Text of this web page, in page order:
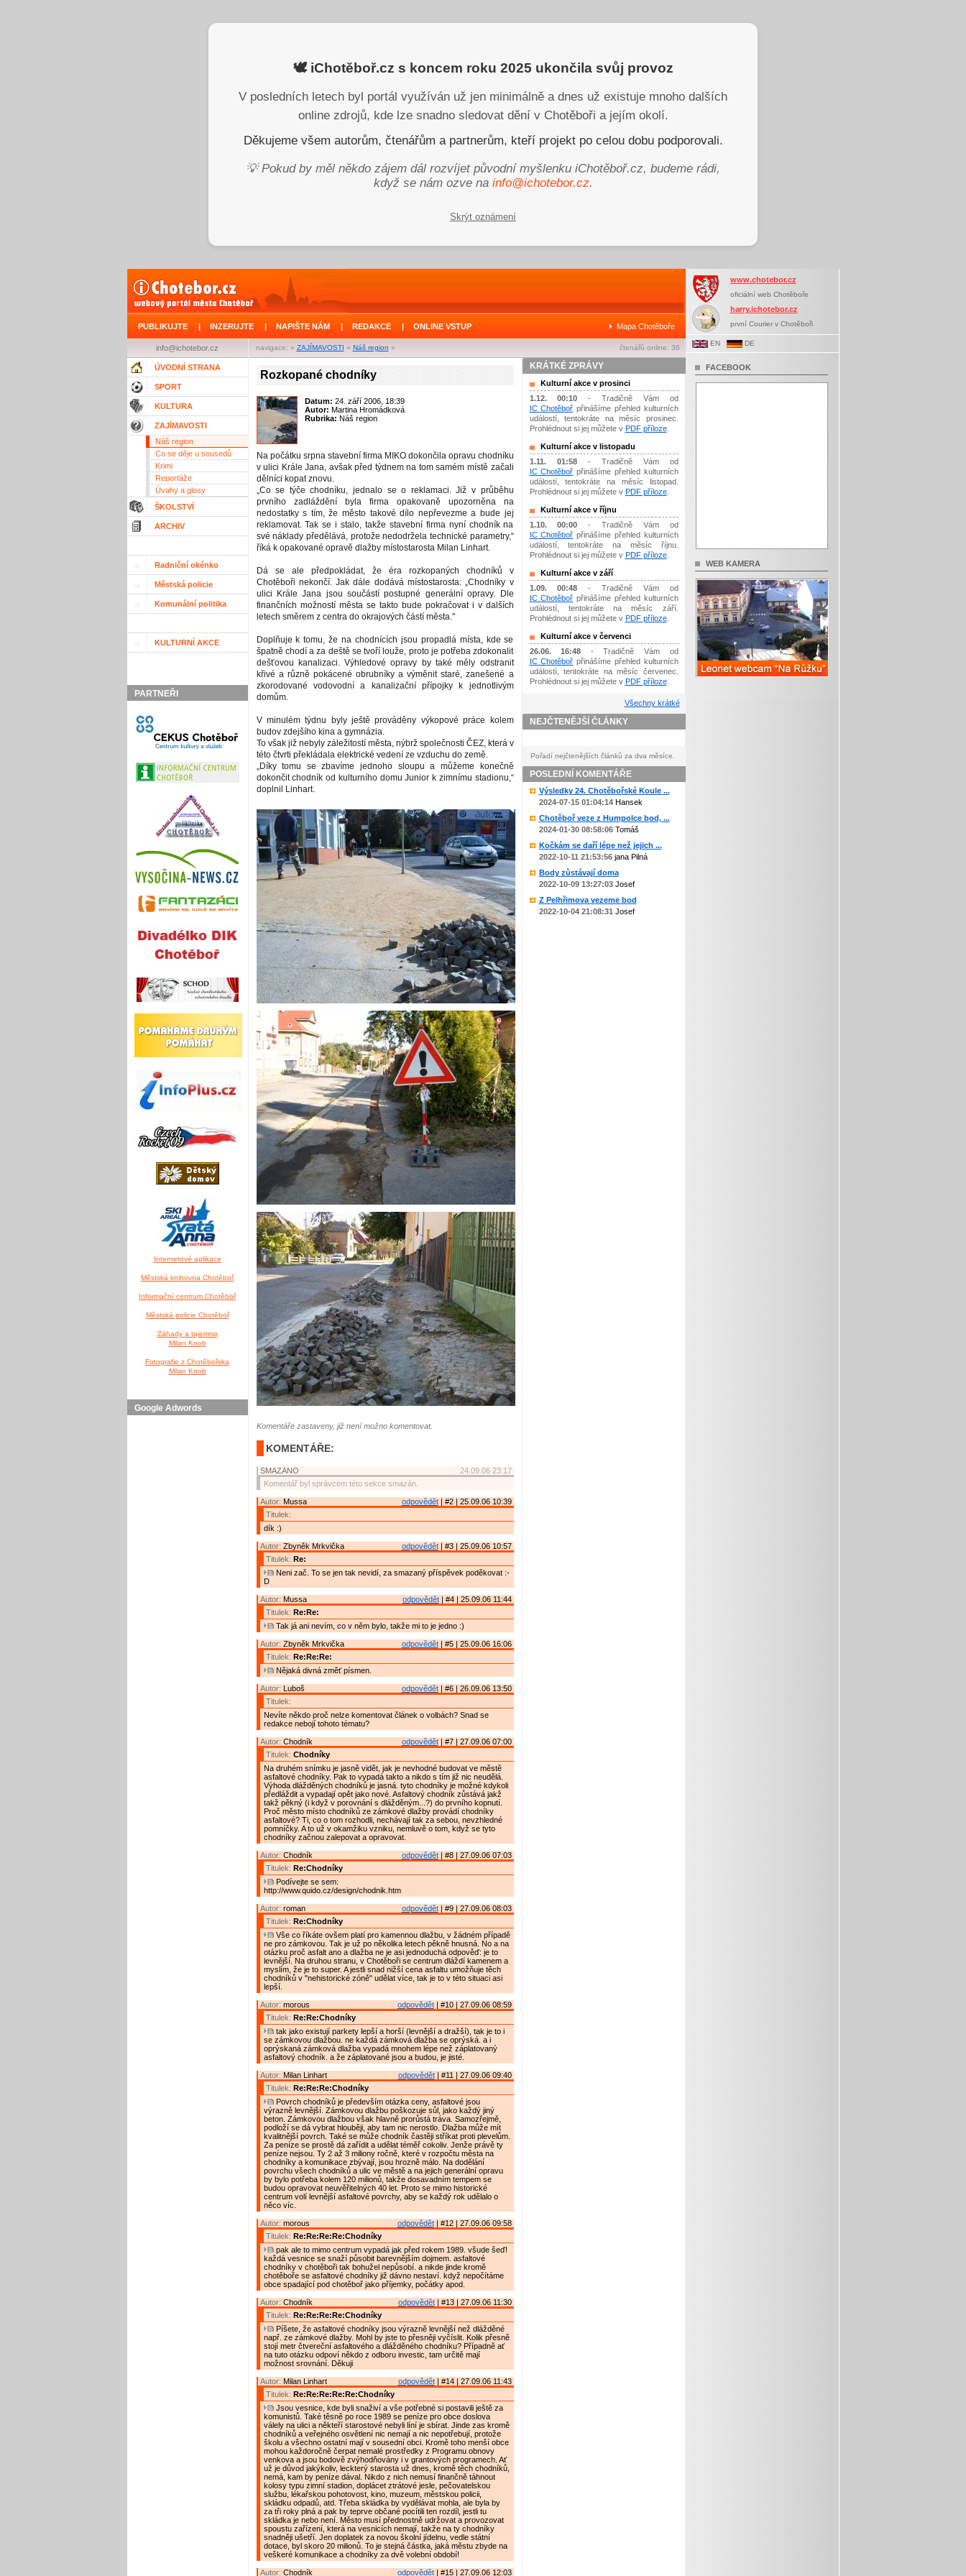
🕊️ iChotěboř.cz s koncem roku 2025 ukončila svůj provoz
V posledních letech byl portál využíván už jen minimálně a dnes už existuje mnoho dalších
online zdrojů, kde lze snadno sledovat dění v Chotěboři a jejím okolí.
Děkujeme všem autorům, čtenářům a partnerům, kteří projekt po celou dobu podporovali.
💡 Pokud by měl někdo zájem dál rozvíjet původní myšlenku iChotěboř.cz, budeme rádi,
když se nám ozve na info@ichotebor.cz.
Skrýt oznámení
PUBLIKUJTE | INZERUJTE | NAPIŠTE NÁM | REDAKCE | ONLINE VSTUP Mapa Chotěboře
navigace: » ZAJÍMAVOSTI » Náš region » čtenářů online: 36
info@ichotebor.cz
ÚVODNÍ STRANA
SPORT
KULTURA
ZAJÍMAVOSTI
Náš region
Co se děje u sousedů
Krimi
Reportáže
Úvahy a glosy
ŠKOLSTVÍ
ARCHIV
Radniční okénko
Městská policie
Komunální politika
KULTURNÍ AKCE
PARTNEŘI
Internetové aplikace
Městská knihovna Chotěboř
Informační centrum Chotěboř
Městská policie Chotěboř
Záhady a tajemno
Milan Knob
Fotografie z Chotěbořska
Milan Knob
Google Adwords
Rozkopané chodníky
Datum: 24. září 2006, 18:39
Autor: Martina Hromádková
Rubrika: Náš region
Na počátku srpna stavební firma MIKO dokončila opravu chodníku
v ulici Krále Jana, avšak před týdnem na tom samém místě začali
dělníci kopat znovu.
„Co se týče chodníku, jednalo se o reklamaci. Již v průběhu
prvního zadláždění byla firma opakovaně upozorněna na
nedostatky s tím, že město takové dílo nepřevezme a bude jej
reklamovat. Tak se i stalo, takže stavební firma nyní chodník na
své náklady předělává, protože nedodržela technické parametry,“
říká k opakované opravě dlažby místostarosta Milan Linhart.
Dá se ale předpokládat, že éra rozkopaných chodníků v
Chotěboři nekončí. Jak dále dodává místostarosta: „Chodníky v
ulici Krále Jana jsou součástí postupné generální opravy. Dle
finančních možností města se takto bude pokračovat i v dalších
letech směrem z centra do okrajových částí města."
Doplňuje k tomu, že na chodnících jsou propadlá místa, kde se
špatně chodí a za deště se tvoří louže, proto je potřeba zdokonalit
dešťovou kanalizaci. Výhledové opravy by také měly odstranit
křivé a různě pokácené obrubníky a výměnit staré, zanešené a
zkorodované vodovodní a kanalizační přípojky k jednotlivým
domům.
V minulém týdnu byly ještě prováděny výkopové práce kolem
budov zdejšího kina a gymnázia.
To však již nebyly záležitostí města, nýbrž společnosti ČEZ, která v
této čtvrti překládala elektrické vedení ze vzduchu do země.
„Díky tomu se zbavíme jednoho sloupu a můžeme konečně
dokončit chodník od kulturního domu Junior k zimnímu stadionu,“
doplnil Linhart.
Komentáře zastaveny, již není možno komentovat.
KOMENTÁŘE:
24.09.06 23:17
SMAZÁNO
Komentář byl správcem této sekce smazán.
odpovědět| #2 | 25.09.06 10:39
Autor: Mussa
Titulek:
dík :)
odpovědět| #3 | 25.09.06 10:57
Autor: Zbyněk Mrkvička
Titulek: Re:
Neni zač. To se jen tak nevidí, za smazaný příspěvek poděkovat :-
D
odpovědět| #4 | 25.09.06 11:44
Autor: Mussa
Titulek: Re:Re:
Tak já ani nevím, co v něm bylo, takže mi to je jedno :)
odpovědět| #5 | 25.09.06 16:06
Autor: Zbyněk Mrkvička
Titulek: Re:Re:Re:
Nějaká divná změť písmen.
odpovědět| #6 | 26.09.06 13:50
Autor: Luboš
Titulek:
Nevíte někdo proč nelze komentovat článek o volbách? Snad se
redakce nebojí tohoto tématu?
odpovědět| #7 | 27.09.06 07:00
Autor: Chodník
Titulek: Chodníky
Na druhém snímku je jasně vidět, jak je nevhodné budovat ve městě
asfaltové chodníky. Pak to vypadá takto a nikdo s tím již nic neudělá.
Výhoda dlážděných chodníků je jasná. tyto chodníky je možné kdykoli
předláždit a vypadají opět jako nové. Asfaltový chodník zůstává jakž
takž pěkný (i když v porovnání s dlážděným...?) do prvního kopnutí.
Proč město místo chodníků ze zámkové dlažby provádí chodníky
asfaltové? Ti, co o tom rozhodli, nechávají tak za sebou, nevzhledné
pomníčky. A to už v okamžiku vzniku, nemluvě o tom, když se tyto
chodníky začnou zalepovat a opravovat.
odpovědět| #8 | 27.09.06 07:03
Autor: Chodník
Titulek: Re:Chodníky
Podívejte se sem:
http://www.quido.cz/design/chodnik.htm
odpovědět| #9 | 27.09.06 08:03
Autor: roman
Titulek: Re:Chodníky
Vše co říkáte ovšem platí pro kamennou dlažbu, v žádném případě
ne pro zámkovou. Tak je už po několika letech pěkně hnusná. No a na
otázku proč asfalt ano a dlažba ne je asi jednoduchá odpověď: je to
levnější. Na druhou stranu, v Chotěboři se centrum dláždí kamenem a
myslím, že je to super. A jestli snad nižší cena asfaltu umožňuje těch
chodníků v "nehistorické zóně" udělat více, tak je to v této situaci asi
lepší.
odpovědět| #10 | 27.09.06 08:59
Autor: morous
Titulek: Re:Re:Chodníky
tak jako existují parkety lepší a horší (levnější a dražší), tak je to i
se zámkovou dlažbou. ne každá zámková dlažba se oprýská. a i
oprýskaná zámková dlažba vypadá mnohem lépe než záplatovaný
asfaltový chodník. a že záplatované jsou a budou, je jisté.
odpovědět| #11 | 27.09.06 09:40
Autor: Milan Linhart
Titulek: Re:Re:Re:Chodníky
Povrch chodníků je především otázka ceny, asfaltové jsou
výrazně levnější. Zámkovou dlažbu poškozuje sůl, jako každý jiný
beton. Zámkovou dlažbou však hlavně prorůstá tráva. Samozřejmě,
podloží se dá vybrat hlouběji, aby tam nic nerostlo. Dlažba může mít
kvalitnější povrch. Také se může chodník častěji stříkat proti plevelům.
Za peníze se prostě dá zařídit a udělat téměř cokoliv. Jenže právě ty
peníze nejsou. Ty 2 až 3 miliony ročně, které v rozpočtu města na
chodníky a komunikace zbývají, jsou hrozně málo. Na dodělání
povrchu všech chodníků a ulic ve městě a na jejich generální opravu
by bylo potřeba kolem 120 milionů, takže dosavadním tempem se
budou opravovat neuvěřitelných 40 let. Proto se mimo historické
centrum volí levnější asfaltové povrchy, aby se každý rok udělalo o
něco víc.
odpovědět| #12 | 27.09.06 09:58
Autor: morous
Titulek: Re:Re:Re:Re:Chodníky
pak ale to mimo centrum vypadá jak před rokem 1989. všude šeď!
každá vesnice se snaží působit barevnějším dojmem. asfaltové
chodníky v chotěboři tak bohužel nepůsobí. a nikde jinde kromě
chotěboře se asfaltové chodníky již dávno nestaví. když nepočítáme
obce spadající pod chotěboř jako příjemky, počátky apod.
odpovědět| #13 | 27.09.06 11:30
Autor: Chodník
Titulek: Re:Re:Re:Re:Chodníky
Píšete, že asfaltové chodníky jsou výrazně levnější než dlážděné
např. ze zámkové dlažby. Mohl by jste to přesněji vyčíslit. Kolik přesně
stojí metr čtvereční asfaltového a dlážděného chodníku? Případně ať
na tuto otázku odpoví někdo z odboru investic, tam určitě mají
možnost srovnání. Děkuji
odpovědět| #14 | 27.09.06 11:43
Autor: Milan Linhart
Titulek: Re:Re:Re:Re:Re:Chodníky
Jsou vesnice, kde byli snaživí a vše potřebné si postavili ještě za
komunistů. Také těsně po roce 1989 se peníze pro obce doslova
válely na ulici a někteří starostové nebyli líní je sbírat. Jinde zas kromě
chodníků a veřejného osvětlení nic nemají a nic nepotřebují, protože
školu a všechno ostatní mají v sousední obci. Kromě toho menší obce
mohou každoročně čerpat nemalé prostředky z Programu obnovy
venkova a jsou bodově zvýhodňovány i v grantových programech. Ať
už je důvod jakýkoliv, leckterý starosta už dnes, kromě těch chodníků,
nemá, kam by peníze dával. Nikdo z nich nemusí finančně táhnout
kolosy typu zimní stadion, doplácet ztrátové jesle, pečovatelskou
službu, lékařskou pohotovost, kino, muzeum, městskou policii,
skládku odpadů, atd. Třeba skládka by vydělávat mohla, ale byla by
za tři roky plná a pak by teprve občané pocítili ten rozdíl, jestli tu
skládka je nebo není. Město musí přednostně udržovat a provozovat
spoustu zařízení, která na vesnicích nemají, takže na ty chodníky
snadněji ušetří. Jen doplatek za novou školní jídelnu, vedle státní
dotace, byl skoro 20 milionů. To je stejná částka, jaká městu zbyde na
veškeré komunikace a chodníky za dvě volební období!
odpovědět| #15 | 27.09.06 12:03
Autor: Chodník
KRÁTKÉ ZPRÁVY
Kulturní akce v prosinci
1.12. 00:10 - Tradičně Vám od
IC Chotěboř přinášíme přehled kulturních
událostí, tentokráte na měsíc prosinec.
Prohlédnout si jej můžete v PDF příloze.
Kulturní akce v listopadu
1.11. 01:58- Tradičně Vám od
IC Chotěboř přinášíme přehled kulturních
událostí, tentokráte na měsíc listopad.
Prohlédnout si jej můžete v PDF příloze.
Kulturní akce v říjnu
1.10. 00:00 - Tradičně Vám od
IC Chotěboř přinášíme přehled kulturních
událostí, tentokráte na měsíc říjnu.
Prohlédnout si jej můžete v PDF příloze.
Kulturní akce v září
1.09. 00:48 - Tradičně Vám od
IC Chotěboř přinášíme přehled kulturních
událostí, tentokráte na měsíc září.
Prohlédnout si jej můžete v PDF příloze.
Kulturní akce v červenci
26.06. 16:48 - Tradičně Vám od
IC Chotěboř přinášíme přehled kulturních
událostí, tentokráte na měsíc červenec.
Prohlédnout si jej můžete v PDF příloze.
Všechny krátké
NEJČTENĚJŠÍ ČLÁNKY
Pořadí nejčtenějších článků za dva měsíce.
POSLEDNÍ KOMENTÁŘE
Výsledky 24. Chotěbořské Koule ...
2024-07-15 01:04:14Hansek
Chotěboř veze z Humpolce bod, ...
2024-01-30 08:58:06Tomáš
Kočkám se daří lépe než jejich ...
2022-10-11 21:53:56jana Pilná
Body zůstávají doma
2022-10-09 13:27:03Josef
Z Pelhřimova vezeme bod
2022-10-04 21:08:31 Josef
www.chotebor.cz
oficiální web Chotěboře
harry.ichotebor.cz
první Courier v Chotěboři
EN DE
FACEBOOK
WEB KAMERA